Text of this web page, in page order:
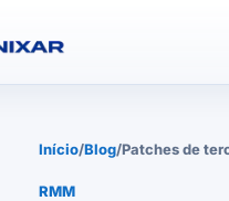
Início/Blog/Patches de
RMM